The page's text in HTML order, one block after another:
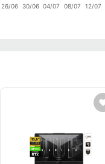
26/06 30/06 04/07 08/07 12/07